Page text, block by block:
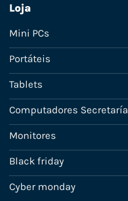
Loja
Mini PCs
Portáteis
Tablets
Computadores Secretaría
Monitores
Black friday
Cyber monday